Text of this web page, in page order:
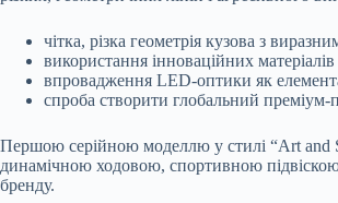
чітка, різка геометрія кузова з
використання інноваційних
впровадження LED-оптики як
спроба створити глобальний преміум-
Першою серійною моделлю у стилі “Art and
динамічною ходовою, спортивною
бренду.